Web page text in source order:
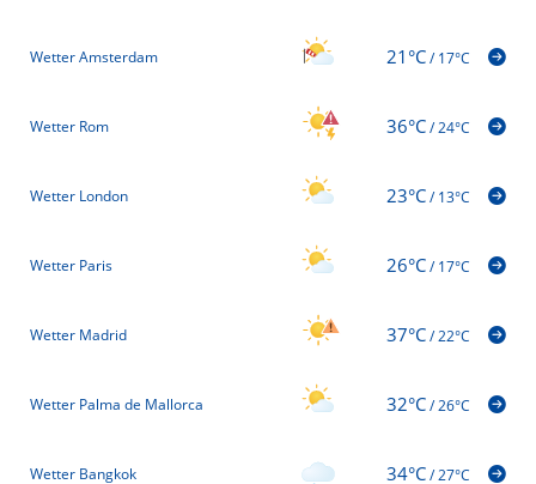
Wetter Amsterdam 21°C/17°C
Wetter Rom 36°C/24°C
Wetter London 23°C/13°C
Wetter Paris 26°C/17°C
Wetter Madrid 37°C/22°C
Wetter Palma de Mallorca 32°C/26°C
Wetter Bangkok 34°C/27°C